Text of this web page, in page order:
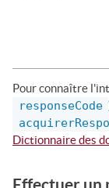
Pour connaître
responseCode
Dictionnaire des